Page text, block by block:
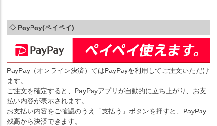
◇ PayPay(ペイペイ)
PayPay（オンライン決済）ではPayPayを利用してご注文いただけ
ます。
ご注文を確定すると、PayPayアプリが自動的に立ち上がり、お支
払い内容が表示されます。
お支払い内容をご確認のうえ「支払う」ボタンを押すと、PayPay
残高から決済できます。